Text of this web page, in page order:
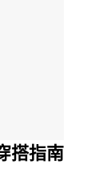
搭指南